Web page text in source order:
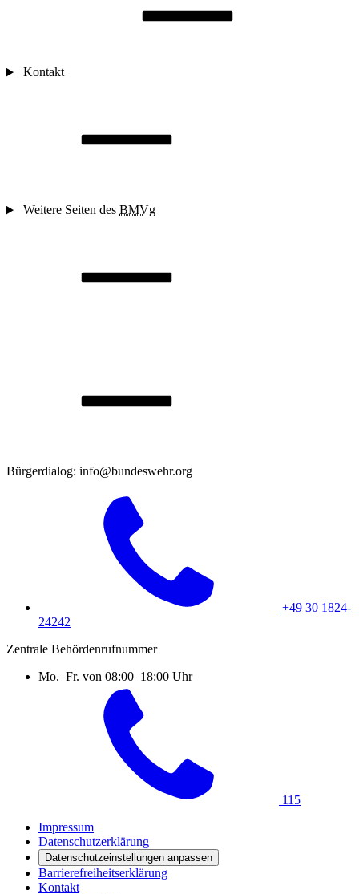
Kontakt
Weitere Seiten des BMVg
Bürgerdialog: info@bundeswehr.org
+49 30 1824-
24242
Zentrale Behördenrufnummer
Mo.–Fr. von 08:00–18:00 Uhr
115
Impressum
Datenschutzerklärung
Datenschutzeinstellungen anpassen
Barrierefreiheitserklärung
Kontakt